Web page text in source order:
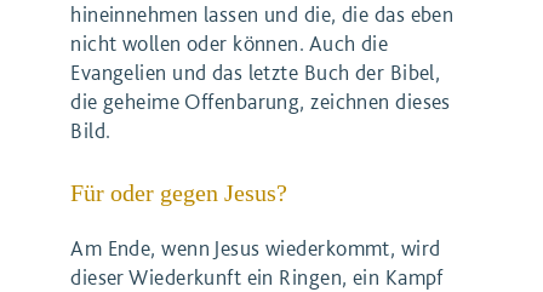
hineinnehmen lassen und die, die das eben
nicht wollen oder können. Auch die
Evangelien und das letzte Buch der Bibel,
die geheime Offenbarung, zeichnen dieses
Bild.
Für oder gegen Jesus?
Am Ende, wenn Jesus wiederkommt, wird
dieser Wiederkunft ein Ringen, ein Kampf